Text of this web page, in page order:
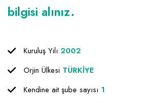
Mali Kayıt ve Denetim
Mobilya Dekorasyon
Proje - İnşaat ve Tesisat
Raf ve Depo Sistemleri
bilgisi alınız.
Kuruluş Yılı 2002
Orjin Ülkesi TÜRKİYE
Kendine ait şube sayısı 1